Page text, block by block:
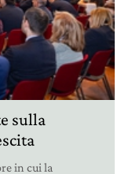
sulla
in cui la